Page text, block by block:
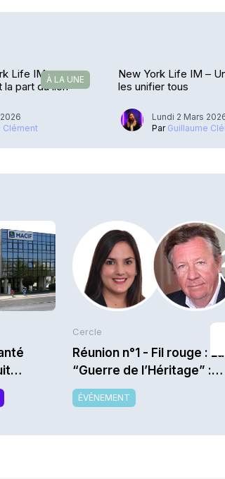
À LA UNE
Life IM et
la part du lion
Clément
New York Life IM –
les unifier tous
Lundi 2 Mars
Par Guillaume
Cercle
Réunion n°1 - Fil rouge : La
“Guerre de l’Héritage” :
comment capter le
transfert de richesse
ÉVÉNEMENT